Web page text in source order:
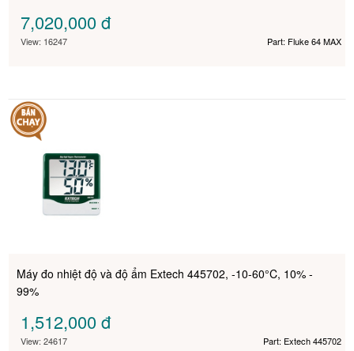
7,020,000đ
View: 16247 Part: Fluke 64 MAX
Máy đo nhiệt độ và độ ẩm Extech 445702, -10-60°C, 10% -
99%
1,512,000đ
View: 24617 Part: Extech 445702